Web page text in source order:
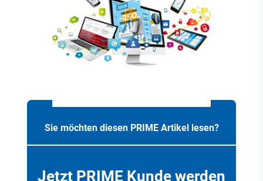
Sie möchten diesen PRIME Artikel lesen?
Jetzt PRIME Kunde werden